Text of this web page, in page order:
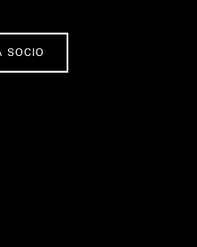
SOCIO